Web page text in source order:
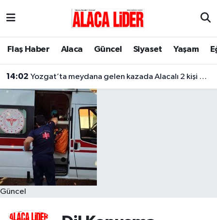
Flaş Haber Alaca Güncel Siyaset Yaşam
14:02 Yozgat’ta meydana gelen kazada Alacalı 2 kişi hayatını kaybetti
Güncel
Çorum Nöbetçi Eczaneler
Çorum Trafik Yoğunluk Haritası
Süper Lig Puan Durumu ve Fikstür
Tüm Manşetler
Son Dakika Haberleri
Haber Arşivi